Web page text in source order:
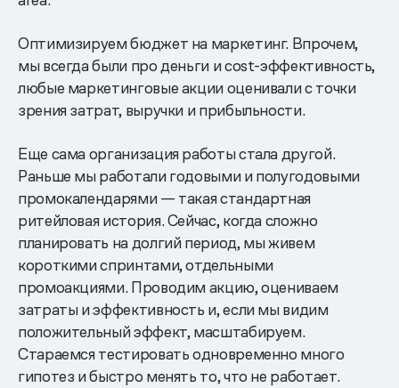
Оптимизируем бюджет на маркетинг. Впрочем,
мы всегда были про деньги и cost-эффективность,
любые маркетинговые акции оценивали с точки
зрения затрат, выручки и прибыльности.
Еще сама организация работы стала другой.
Раньше мы работали годовыми и полугодовыми
промокалендарями — такая стандартная
ритейловая история. Сейчас, когда сложно
планировать на долгий период, мы живем
короткими спринтами, отдельными
промоакциями. Проводим акцию, оцениваем
затраты и эффективность и, если мы видим
положительный эффект, масштабируем.
Стараемся тестировать одновременно много
гипотез и быстро менять то, что не работает.